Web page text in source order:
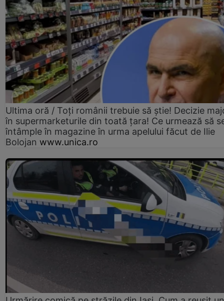
Ultima oră / Toți românii trebuie să știe! Decizie
în supermarketurile din toată țara! Ce urmează să
întâmple în magazine în urma apelului făcut de Ilie
Bolojan www.unica.ro